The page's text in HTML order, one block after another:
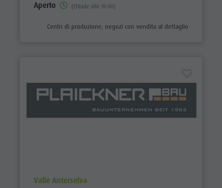
Aperto (Chiude alle 19:00)
aria.poi_category_prefix
Centri di produzione, negozi con vendita al dettaglio
aria.poi_location_prefix
Valle Anterselva